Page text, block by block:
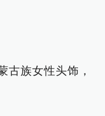
古族女性头饰，